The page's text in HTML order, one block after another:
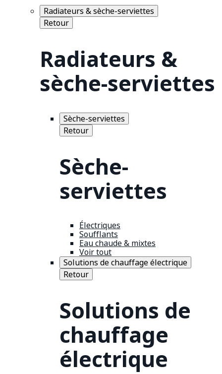
Radiateurs & sèche-serviettes
Retour
Radiateurs &
sèche-serviettes
Sèche-serviettes
Retour
Sèche-
serviettes
Électriques
Soufflants
Eau chaude & mixtes
Voir tout
Solutions de chauffage électrique
Retour
Solutions de
chauffage
électrique